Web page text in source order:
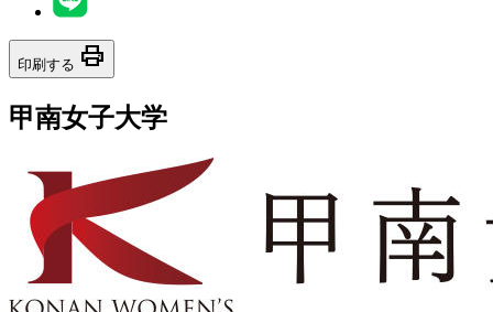
印刷する print
甲南女子大学